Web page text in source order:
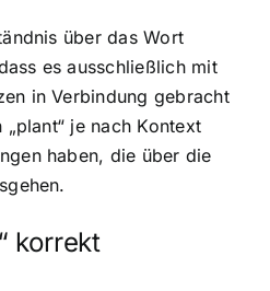
über das Wort
es ausschließlich mit
in Verbindung gebracht
je nach Kontext
haben, die über die
korrekt